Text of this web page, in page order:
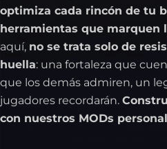
optimiza cada rincón de tu
herramientas que marquen
aquí, no se trata solo de
huella: una fortaleza que
que los demás admiren, un
jugadores recordarán.
con nuestros MODs